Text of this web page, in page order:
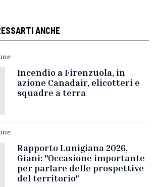
ANCHE
Incendio a Firenzuola, in
azione Canadair, elicotteri e
squadre a terra
Rapporto Lunigiana 2026,
Giani: "Occasione importante
per parlare delle prospettive
del territorio"